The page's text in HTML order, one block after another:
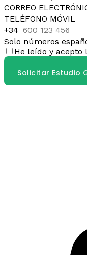
CORREO
TELÉFONO MÓVIL
+34
Solo números
He leído y acepto
Solicitar Estudio